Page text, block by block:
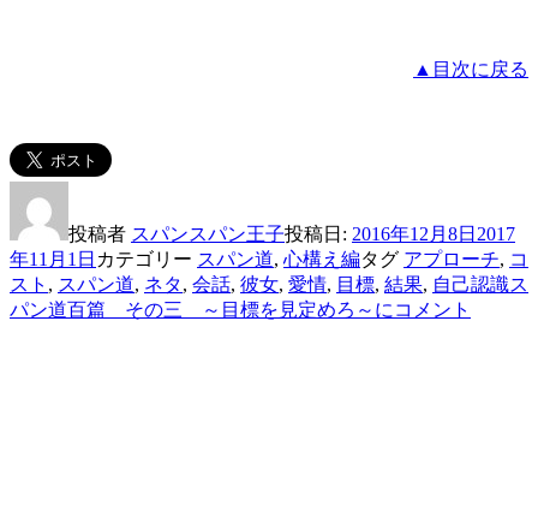
▲目次に戻る
投稿者 スパンスパン王子投稿日: 2016年12月8日 2017
年11月1日 カテゴリー スパン道, 心構え編タグ アプローチ, コ
スト , スパン道, ネタ, 会話, 彼女, 愛情, 目標, 結果, 自己認識ス
パン道百篇 その三 ～目標を見定めろ～に コメント